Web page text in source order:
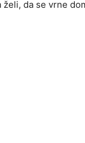
da se vrne